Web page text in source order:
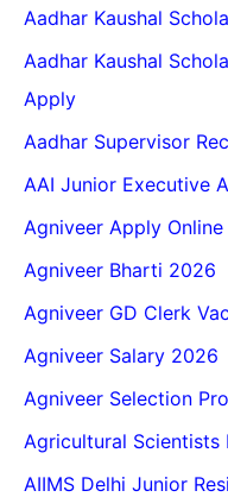
Aadhar Kaushal
Aadhar Kaushal
Apply
Aadhar Supervisor
AAI Junior Executive
Agniveer Apply
Agniveer Bharti 2026
Agniveer GD Clerk
Agniveer Salary 2026
Agniveer Selection
Agricultural Scientists
AIIMS Delhi Junior